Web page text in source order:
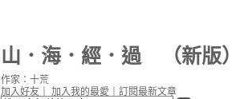
山．海．經．過 （新版
加入好友 加入我的最愛 訂閱最新文章
作家：十荒